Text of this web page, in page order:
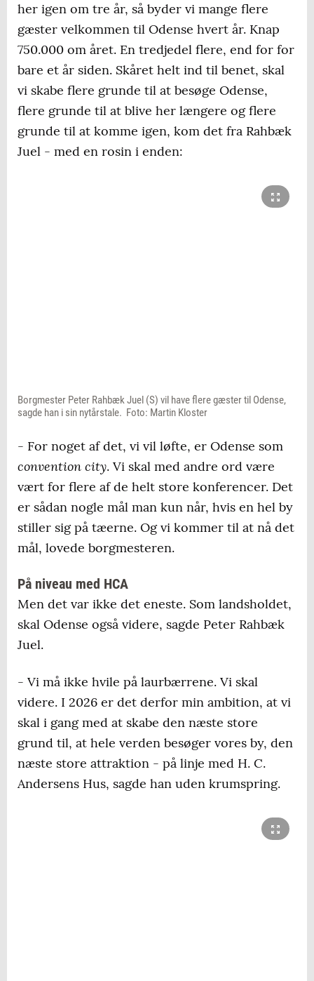
her igen om tre år, så byder vi mange flere
gæster velkommen til Odense hvert år. Knap
750.000 om året. En tredjedel flere, end for for
bare et år siden. Skåret helt ind til benet, skal
vi skabe flere grunde til at besøge Odense,
flere grunde til at blive her længere og flere
grunde til at komme igen, kom det fra Rahbæk
Juel - med en rosin i enden:
Borgmester Peter Rahbæk Juel (S) vil have flere gæster til Odense,
sagde han i sin nytårstale. Foto: Martin Kloster
- For noget af det, vi vil løfte, er Odense som
convention city. Vi skal med andre ord være
vært for flere af de helt store konferencer. Det
er sådan nogle mål man kun når, hvis en hel by
stiller sig på tæerne. Og vi kommer til at nå det
mål, lovede borgmesteren.
På niveau med HCA
Men det var ikke det eneste. Som landsholdet,
skal Odense også videre, sagde Peter Rahbæk
Juel.
- Vi må ikke hvile på laurbærrene. Vi skal
videre. I 2026 er det derfor min ambition, at vi
skal i gang med at skabe den næste store
grund til, at hele verden besøger vores by, den
næste store attraktion - på linje med H. C.
Andersens Hus, sagde han uden krumspring.